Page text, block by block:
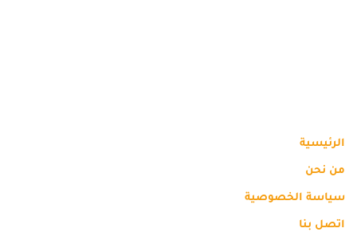
الرئيسية
من نحن
سياسة الخصوصية
اتصل بنا